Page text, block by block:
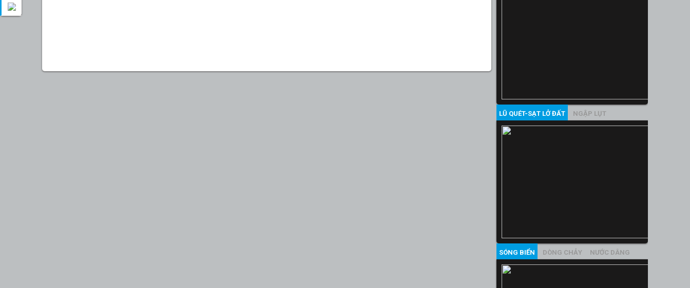
LŨ QUÉT-SẠT LỞ ĐẤT NGẬP LỤT
SÓNG BIỂN DÒNG CHẢY NƯỚC DÂNG